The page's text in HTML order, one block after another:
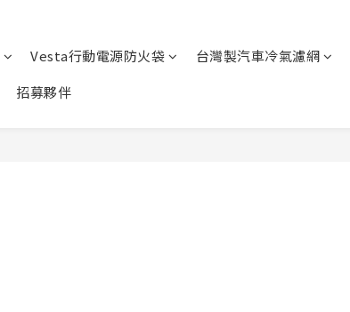
Vesta行動電源防火袋 台灣製汽車冷氣濾網
招募夥伴